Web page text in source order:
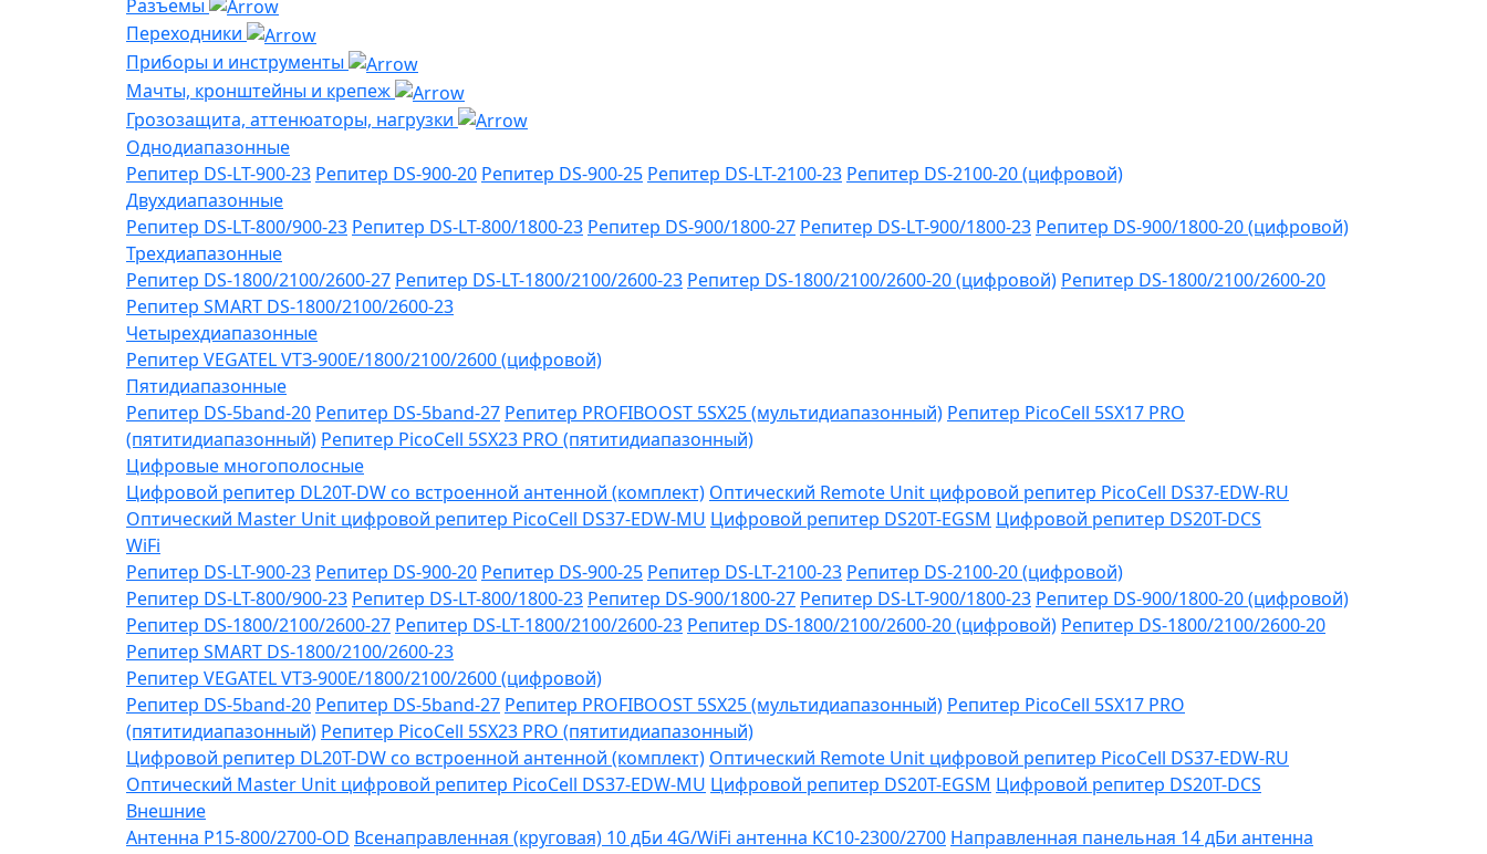
Разъемы
Переходники
Приборы и инструменты
Мачты, кронштейны и крепеж
Грозозащита, аттенюаторы, нагрузки
Однодиапазонные
Репитер DS-LT-900-23 Репитер DS-900-20 Репитер DS-900-25 Репитер DS-LT-2100-23 Репитер DS-2100-20 (цифровой)
Двухдиапазонные
Репитер DS-LT-800/900-23 Репитер DS-LT-800/1800-23 Репитер DS-900/1800-27 Репитер DS-LT-900/1800-23 Репитер DS-900/1800-20 (цифровой)
Трехдиапазонные
Репитер DS-1800/2100/2600-27 Репитер DS-LT-1800/2100/2600-23 Репитер DS-1800/2100/2600-20 (цифровой) Репитер DS-1800/2100/2600-20
Репитер SMART DS-1800/2100/2600-23
Четырехдиапазонные
Репитер VЕGATEL VТЗ-900Е/1800/2100/2600 (цифровой)
Пятидиапазонные
Репитер DS-5band-20 Репитер DS-5band-27 Репитер PROFIBOOST 5SX25 (мультидиапазонный) Репитер PicoCell 5SX17 PRO
(пятитидиапазонный) Репитер PicoCell 5SX23 PRO (пятитидиапазонный)
Цифровые многополосные
Цифровой репитер DL20T-DW со встроенной антенной (комплект) Оптический Remote Unit цифровой репитер PicoCell DS37-EDW-RU
Оптический Master Unit цифровой репитер PicoCell DS37-EDW-MU Цифровой репитер DS20T-EGSM Цифровой репитер DS20T-DCS
WiFi
Репитер DS-LT-900-23 Репитер DS-900-20 Репитер DS-900-25 Репитер DS-LT-2100-23 Репитер DS-2100-20 (цифровой)
Репитер DS-LT-800/900-23 Репитер DS-LT-800/1800-23 Репитер DS-900/1800-27 Репитер DS-LT-900/1800-23 Репитер DS-900/1800-20 (цифровой)
Репитер DS-1800/2100/2600-27 Репитер DS-LT-1800/2100/2600-23 Репитер DS-1800/2100/2600-20 (цифровой) Репитер DS-1800/2100/2600-20
Репитер SMART DS-1800/2100/2600-23
Репитер VЕGATEL VТЗ-900Е/1800/2100/2600 (цифровой)
Репитер DS-5band-20 Репитер DS-5band-27 Репитер PROFIBOOST 5SX25 (мультидиапазонный) Репитер PicoCell 5SX17 PRO
(пятитидиапазонный) Репитер PicoCell 5SX23 PRO (пятитидиапазонный)
Цифровой репитер DL20T-DW со встроенной антенной (комплект) Оптический Remote Unit цифровой репитер PicoCell DS37-EDW-RU
Оптический Master Unit цифровой репитер PicoCell DS37-EDW-MU Цифровой репитер DS20T-EGSM Цифровой репитер DS20T-DCS
Внешние
Антенна P15-800/2700-OD Всенаправленная (круговая) 10 дБи 4G/WiFi антенна KC10-2300/2700 Направленная панельная 14 дБи антенна